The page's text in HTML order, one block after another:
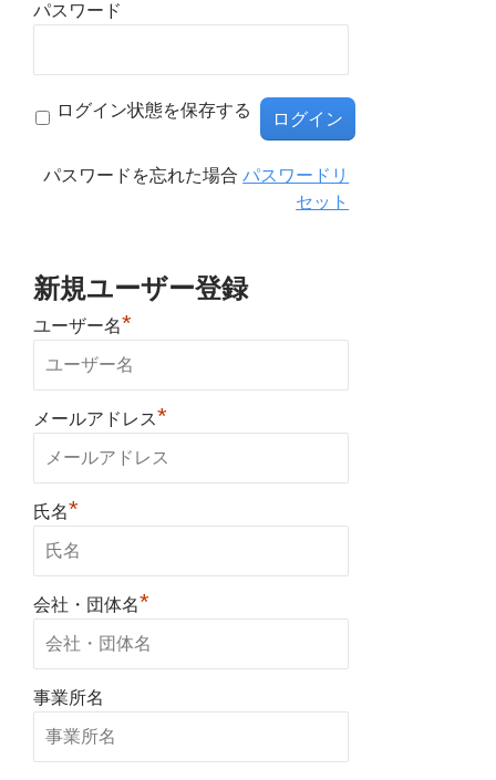
パスワード
ログイン状態を保存する
パスワードを忘れた場合パスワードリ
セット
新規ユーザー登録
ユーザー名*
メールアドレス*
氏名*
会社・団体名*
事業所名